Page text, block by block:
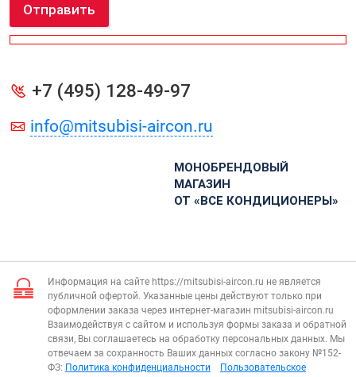
Отправить
+7 (495) 128-49-97
info@mitsubisi-aircon.ru
МОНОБРЕНДОВЫЙ
МАГАЗИН
ОТ «ВСЕ КОНДИЦИОНЕРЫ»
Информация на сайте https://mitsubisi-aircon.ru не является
публичной офертой. Указанные цены действуют только при
оформлении заказа через интернет-магазин mitsubisi-aircon.ru
Взаимодействуя с сайтом и используя формы заказа и обратной
связи, Вы соглашаетесь на обработку персональных данных. Мы
отвечаем за сохранность Ваших данных согласно закону №152-
ФЗ: Политика конфиденциальности
Пользовательское